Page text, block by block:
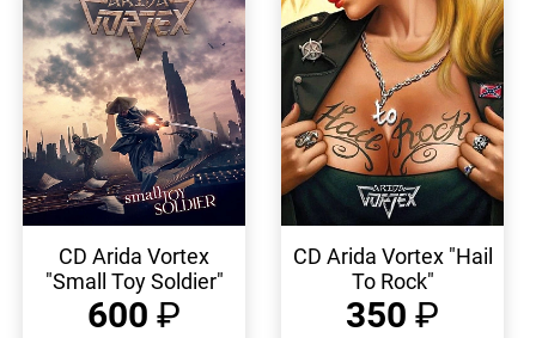
ПРОСМОТР
CD Arida Vortex
"Small Toy Soldier"
600 ₽
ПРОСМОТР
CD Arida Vortex "Hail
To Rock"
350 ₽